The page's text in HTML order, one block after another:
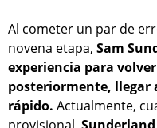
Al cometer un par de
novena etapa, Sam
experiencia para
posteriormente, llegar
rápido. Actualmente,